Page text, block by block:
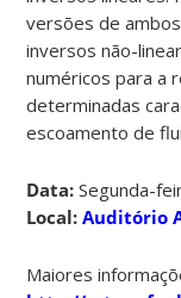
versões de
inversos não-
numéricos para a
determinadas
escoamento de
Data: Segunda-
Local: Auditório
Maiores